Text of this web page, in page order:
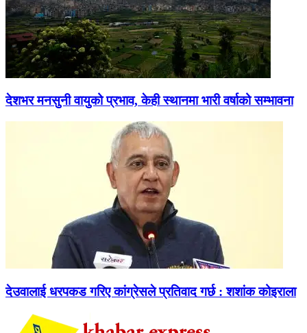
देशभर मनसुनी वायुको प्रभाव, केही स्थानमा भारी वर्षाको सम्भावना
देउवालाई धरपकड गरिए कांग्रेसले प्रतिवाद गर्छ : शशांक कोइराला